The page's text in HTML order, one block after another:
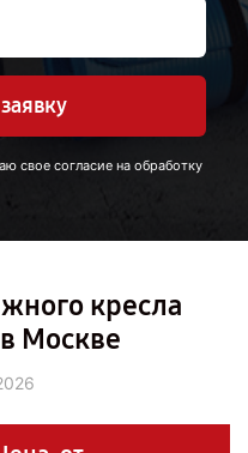
свое согласие на обработку
кресла
Москве